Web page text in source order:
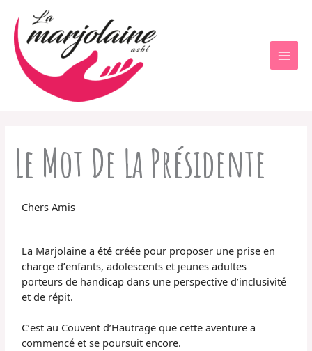
contenu
Le Mot De La Présidente
Chers Amis
La Marjolaine a été créée pour proposer une prise en
charge d’enfants, adolescents et jeunes adultes
porteurs de handicap dans une perspective d’inclusivité
et de répit.
C’est au Couvent d’Hautrage que cette aventure a
commencé et se poursuit encore.